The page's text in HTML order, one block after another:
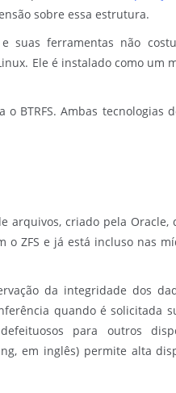
sobre essa estrutura.
suas ferramentas não
Ele é instalado como um
BTRFS. Ambas tecnologias
arquivos, criado pela
ZFS e já está incluso nas
da integridade dos
quando é solicitada
para outros
em inglês) permite alta